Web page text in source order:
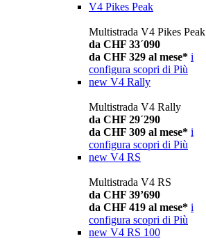
V4 Pikes Peak
Multistrada V4 Pikes Peak
da CHF 33´090
da CHF 329 al mese* i
configura scopri di Più
new V4 Rally
Multistrada V4 Rally
da CHF 29´290
da CHF 309 al mese* i
configura scopri di Più
new V4 RS
Multistrada V4 RS
da CHF 39’690
da CHF 419 al mese* i
configura scopri di Più
new V4 RS 100